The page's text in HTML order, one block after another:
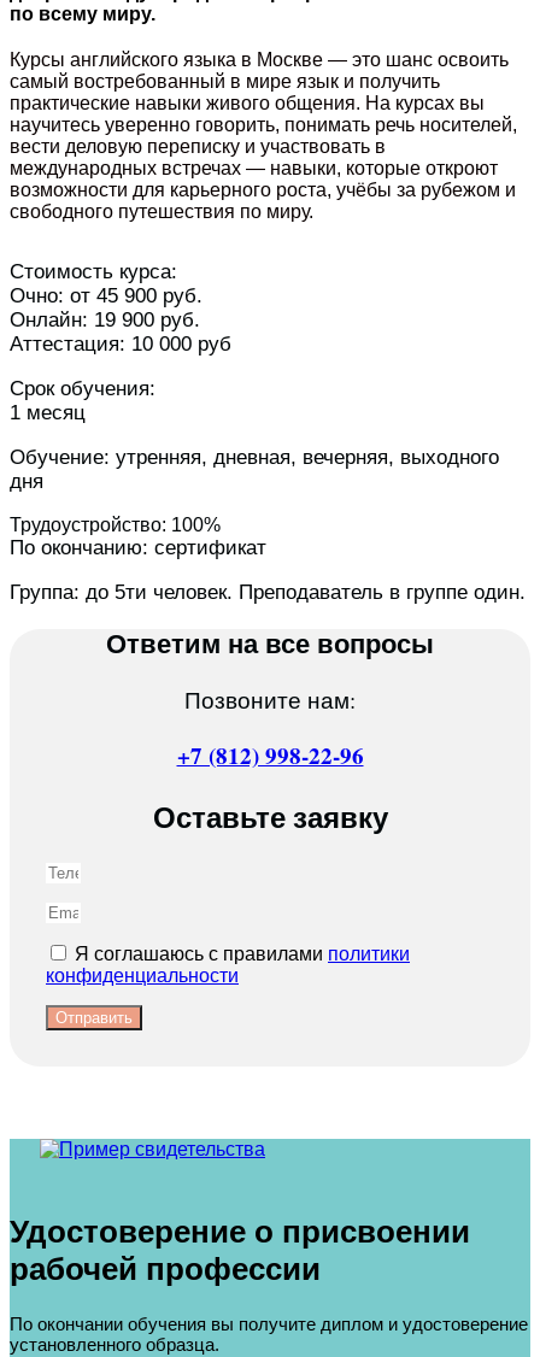
по всему миру.
Курсы английского языка в Москве — это шанс освоить
самый востребованный в мире язык и получить
практические навыки живого общения. На курсах вы
научитесь уверенно говорить, понимать речь носителей,
вести деловую переписку и участвовать в
международных встречах — навыки, которые откроют
возможности для карьерного роста, учёбы за рубежом и
свободного путешествия по миру.
Стоимость курса:
Очно: от 45 900 руб.
Онлайн: 19 900 руб.
Аттестация: 10 000 руб
Срок обучения:
1 месяц
Обучение: утренняя, дневная, вечерняя, выходного
дня
Трудоустройство: 100%
По окончанию: сертификат
Группа: до 5ти человек. Преподаватель в группе один.
Ответим на все вопросы
Позвоните нам:
+7 (812) 998-22-96
Оставьте заявку
Я соглашаюсь с правилами политики
конфиденциальности
Отправить
Удостоверение о присвоении
рабочей профессии
По окончании обучения вы получите диплом и удостоверение
установленного образца.